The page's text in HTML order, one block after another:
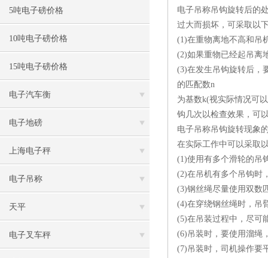
5吨电子磅价格
10吨电子磅价格
15吨电子磅价格
电子汽车衡
电子地磅
上海电子秤
电子吊称
天平
电子叉车秤
电子吊称吊钩旋转后的
过大而损坏，可采取以
(1)在重物离地不高和吊
(2)如果重物已经起吊离
(3)在发生吊钩旋转后，
的匹配数n
为基数k(视实际情况可
钩几次以检查效果，可
电子吊称吊钩旋转现象
在实际工作中可以采取
(1)使用有多个滑轮的吊
(2)在吊机有多个吊钩时
(3)钢丝绳尽量使用双数
(4)在穿绕钢丝绳时，吊
(5)在吊装过程中，尽可
(6)吊装时，要使用溜绳
(7)吊装时，司机操作要